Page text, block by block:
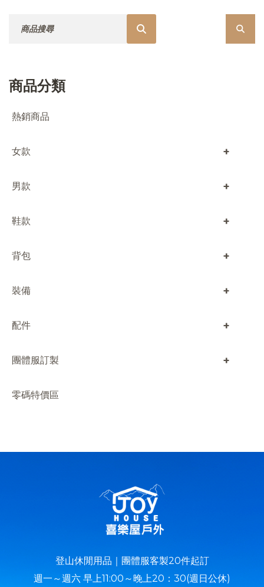
商品分類
熱銷商品
女款 +
男款 +
鞋款 +
背包 +
裝備 +
配件 +
團體服訂製 +
零碼特價區
登山休閒用品｜團體服客製20件起訂
週一～週六 早上11:00～晚上20：30(週日公休)